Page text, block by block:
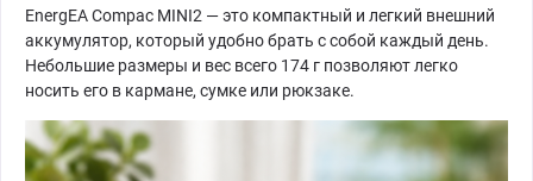
EnergEA Compac MINI2 — это компактный и легкий внешний
аккумулятор, который удобно брать с собой каждый день.
Небольшие размеры и вес всего 174 г позволяют легко
носить его в кармане, сумке или рюкзаке.